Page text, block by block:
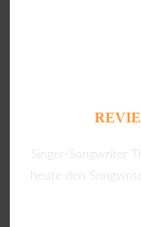
Singer-Songwriter
heute den